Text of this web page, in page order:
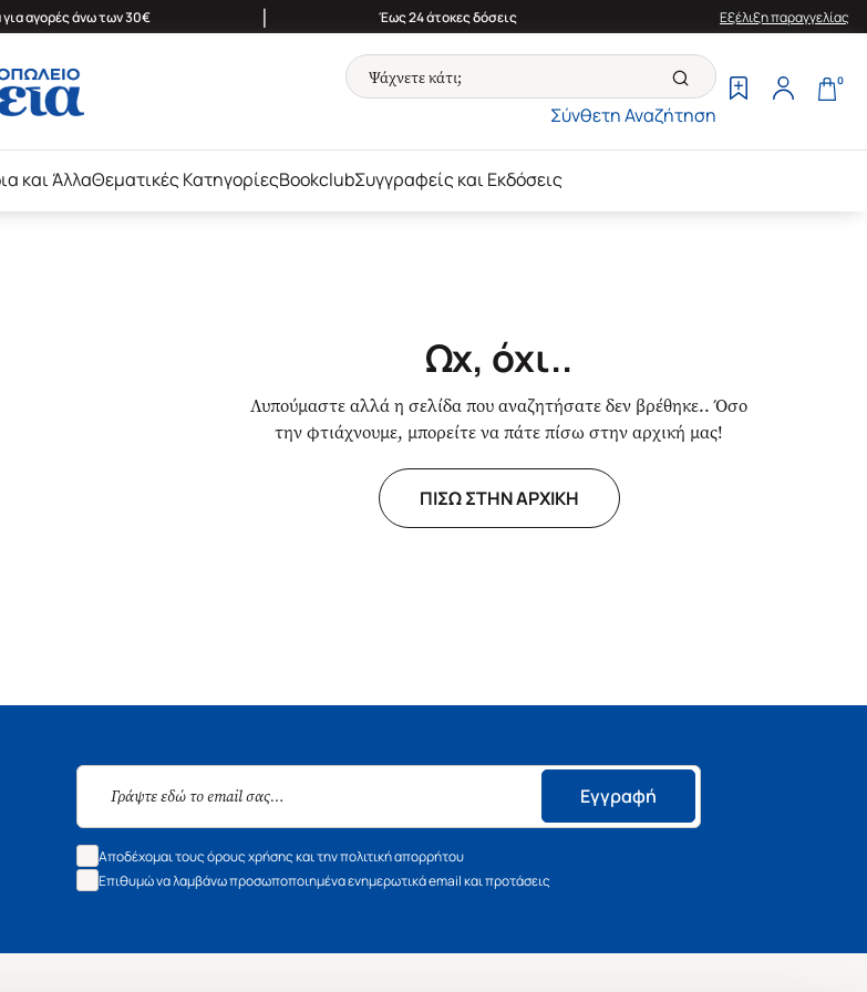
αγορές άνω των 30€ | Έως 24 άτοκες δόσεις Εξέλιξη παραγγελίας
Σύνθετη Αναζήτηση
0
και ΆλλαΘεματικές ΚατηγορίεςBookclubΣυγγραφείς και Εκδόσεις
Ωχ, όχι..
Λυπούμαστε αλλά η σελίδα που αναζητήσατε δεν βρέθηκε.. Όσο
την φτιάχνουμε, μπορείτε να πάτε πίσω στην αρχική μας!
ΠΙΣΩ ΣΤΗΝ ΑΡΧΙΚΗ
Εγγραφή
Αποδέχομαι τους όρους χρήσης και την πολιτική απορρήτου
Επιθυμώ να λαμβάνω προσωποποιημένα ενημερωτικά email και προτάσεις